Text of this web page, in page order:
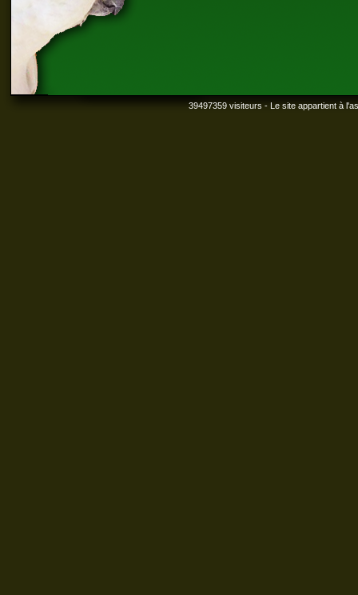
39497359 visiteurs - Le site appartient à